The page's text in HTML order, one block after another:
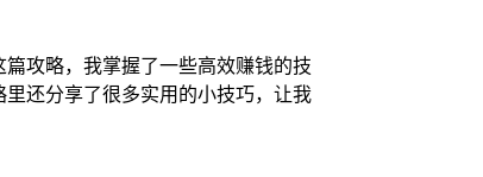
攻略，我掌握了一些高效赚钱的技
还分享了很多实用的小技巧，让我